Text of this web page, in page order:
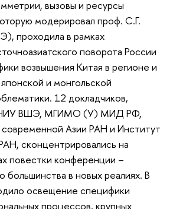
вызовы и ресурсы
модерировал проф. С.Г.
проходила в рамках
поворота России
возвышения Китая в регионе и
и монгольской
12 докладчиков,
НИУ ВШЭ, МГИМО (У) МИД РФ,
Азии РАН и Институт
сконцентрировались на
повестки конференции –
большинства в новых реалиях. В
освещение специфики
процессов, крупных